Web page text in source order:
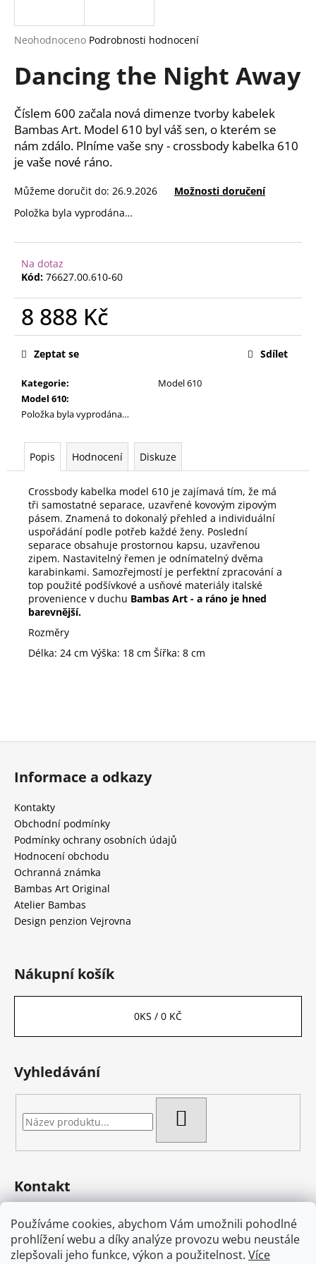
Používáme cookies, abychom Vám umožnili pohodlné
prohlížení webu a díky analýze provozu webu neustále
zlepšovali jeho funkce, výkon a použitelnost. Více
Průměrné
produktu
je
z
5
hvězdiček.
Neohodnoceno Podrobnosti hodnocení
Dancing the Night Away
Číslem 600 začala nová dimenze tvorby kabelek
Bambas Art. Model 610 byl váš sen, o kterém se
nám zdálo. Plníme vaše sny - crossbody kabelka 610
je vaše nové ráno.
Můžeme doručit do: 26.9.2026
Možnosti doručení
Položka byla vyprodána…
Na dotaz
Kód: 76627.00.610-60
8 888 Kč
Měrná
Kategorie:
Model 610
Model 610:
Položka byla vyprodána…
Zeptat se Sdílet
Popis Hodnocení Diskuze
Crossbody kabelka model 610 je zajímavá tím, že má
tři samostatné separace, uzavřené kovovým zipovým
pásem. Znamená to dokonalý přehled a individuální
uspořádání podle potřeb každé ženy. Poslední
separace obsahuje prostornou kapsu, uzavřenou
zipem. Nastavitelný řemen je odnímatelný dvěma
karabinkami. Samozřejmostí je perfektní zpracování a
top použité podšívkové a usňové materiály italské
provenience v duchu Bambas Art - a ráno je hned
barevnější.
Rozměry
Délka: 24 cm Výška: 18 cm Šířka: 8 cm
j
t
?
HLEDAT
o
p
o
u
u
m
e
Z
Informace a odkazy
Kontakty
Obchodní podmínky
Podmínky ochrany osobních údajů
Hodnocení obchodu
Ochranná známka
Bambas Art Original
Atelier Bambas
Design penzion Vejrovna
Nákupní košík
0KS / 0 KČ
Vyhledávání
Kontakt
eshop
bambas-art.cz
733 225 806
603 582 868